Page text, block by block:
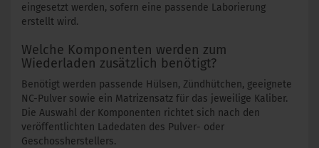
eingesetzt werden, sofern eine passende Laborierung
erstellt wird.
Welche Komponenten werden zum
Wiederladen zusätzlich benötigt?
Benötigt werden passende Hülsen, Zündhütchen, geeignete
NC-Pulver sowie ein Matrizensatz für das jeweilige Kaliber.
Die Auswahl der Komponenten richtet sich nach den
veröffentlichten Ladedaten des Pulver- oder
Geschossherstellers.